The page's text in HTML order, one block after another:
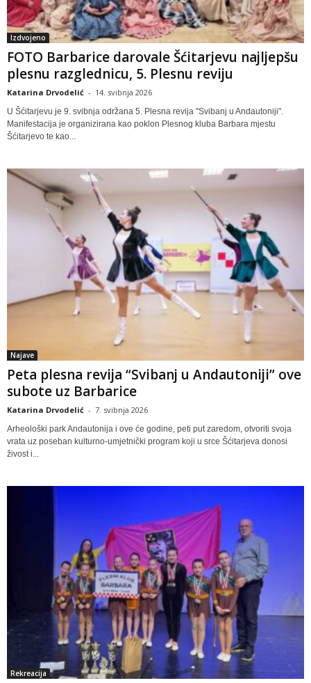
Izdvojeno
FOTO Barbarice darovale Šćitarjevu najljepšu
plesnu razglednicu, 5. Plesnu reviju
Katarina Drvodelić - 14. svibnja 2026
U Šćitarjevu je 9. svibnja održana 5. Plesna revija "Svibanj u Andautoniji".
Manifestacija je organizirana kao poklon Plesnog kluba Barbara mjestu
Šćitarjevo te kao...
Najave
Peta plesna revija “Svibanj u Andautoniji” ove
subote uz Barbarice
Katarina Drvodelić - 7. svibnja 2026
Arheološki park Andautonija i ove će godine, peti put zaredom, otvoriti svoja
vrata uz poseban kulturno-umjetnički program koji u srce Šćitarjeva donosi
živost i...
Rekreacija